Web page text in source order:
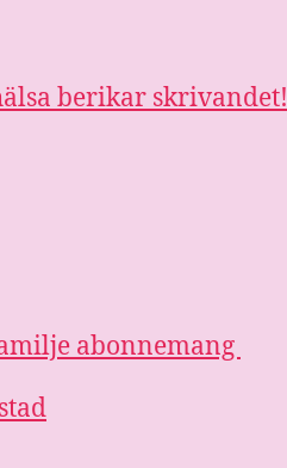
berikar skrivandet!
abonnemang